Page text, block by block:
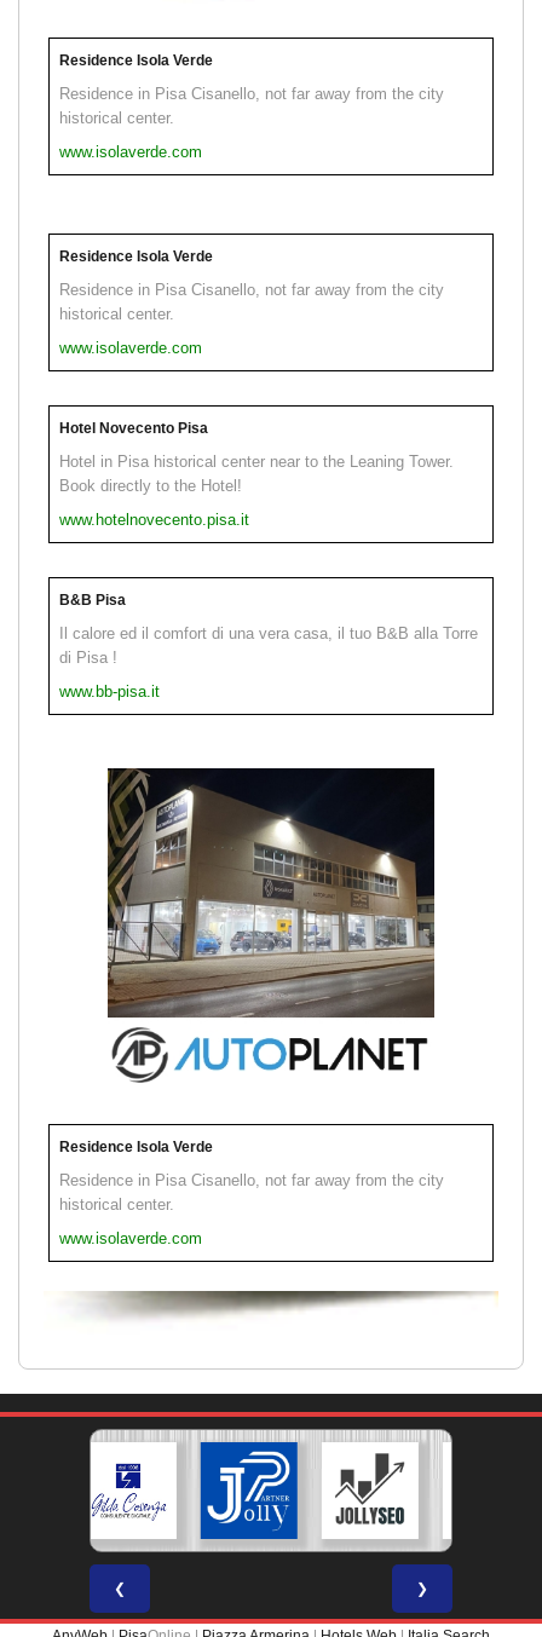
Residence Isola Verde
Residence in Pisa Cisanello, not far away from the city
historical center.
www.isolaverde.com
Residence Isola Verde
Residence in Pisa Cisanello, not far away from the city
historical center.
www.isolaverde.com
Hotel Novecento Pisa
Hotel in Pisa historical center near to the Leaning Tower.
Book directly to the Hotel!
www.hotelnovecento.pisa.it
B&B Pisa
Il calore ed il comfort di una vera casa, il tuo B&B alla Torre
di Pisa !
www.bb-pisa.it
Residence Isola Verde
Residence in Pisa Cisanello, not far away from the city
historical center.
www.isolaverde.com
❮ ❯